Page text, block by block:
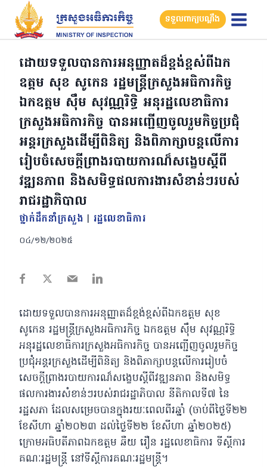
Skip
content
ទទួលពាក្យបណ្តឹង
ដោយទទួលបានការអនុញ្ញាតដ៏ខ្ពង់ខ្ពស់ពីឯក
ឧត្តម សុខ សូកេន រដ្ឋមន្រ្តីក្រសួងអធិការកិច្ច
ឯកឧត្តម ស៊ឹម សុវណ្ណរិទ្ធិ អនុរដ្ឋលេខាធិការ
ក្រសួងអធិការកិច្ច បានអញ្ជើញចូលរួមកិច្ចប្រជុំ
អន្តរក្រសួងដើម្បីពិនិត្យ និងពិភាក្សាបន្តលើការ
រៀបចំសេចក្តីព្រាងរបាយការណ៏សង្ខេបស្តីពី
វឌ្ឍនភាព និងសមិទ្ធផលការងារសំខាន់ៗរបស់
រាជរដ្ឋាភិបាល
ថ្នាក់ដឹកនាំក្រសួង | រដ្ឋលេខាធិការ
០៤/១២/២០២៥
ដោយទទួលបានការអនុញ្ញាតដ៏ខ្ពង់ខ្ពស់ពីឯកឧត្តម សុខ
សូកេន រដ្ឋមន្រ្តីក្រសួងអធិការកិច្ច ឯកឧត្តម ស៊ឹម សុវណ្ណរិទ្ធិ
អនុរដ្ឋលេខាធិការក្រសួងអធិការកិច្ច បានអញ្ជើញចូលរួមកិច្ច
ប្រជុំអន្តរក្រសួងដើម្បីពិនិត្យ និងពិភាក្សាបន្តលើការរៀបចំ
សេចក្តីព្រាងរបាយការណ៏សង្ខេបស្តីពីវឌ្ឍនភាព និងសមិទ្ធ
ផលការងារសំខាន់ៗរបស់រាជរដ្ឋាភិបាល នីតិកាលទី៧ នៃ
រដ្ឋសភា ដែលសម្រេចបានក្នុងរយៈពេលពីរឆ្នាំ (ចាប់ពីថ្ងៃទី២២
ខែសីហា ឆ្នាំ២០២៣ ដល់ថ្ងៃទី២២ ខែសីហា ឆ្នាំ២០២៥)
ក្រោមអធិបតីភាពឯកឧត្តម ឆឺយ រឿន រដ្ឋលេខាធិការ ទីស្តីការ
គណៈរដ្ឋមន្ត្រី នៅទីស្តីការគណៈរដ្ឋមន្ត្រី។